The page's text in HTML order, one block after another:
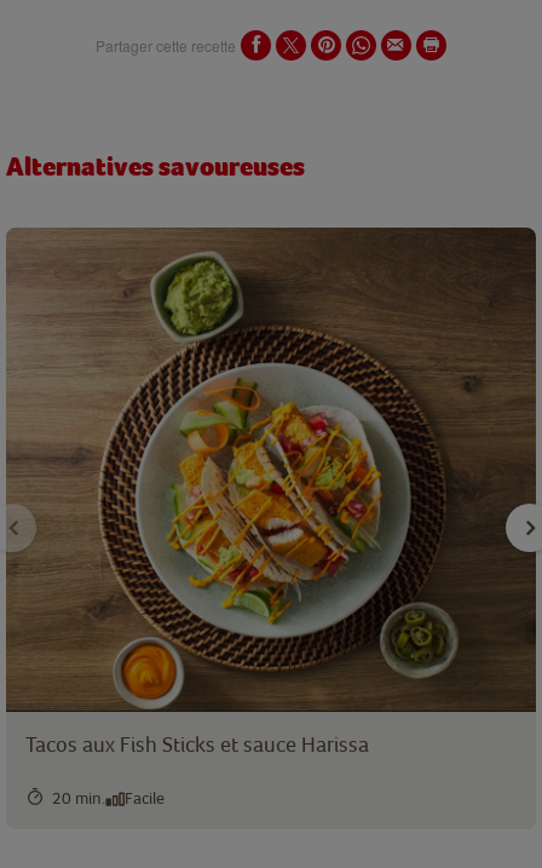
Partager cette recette
Alternatives savoureuses
Tacos aux Fish Sticks et sauce Harissa
20 min. Facile